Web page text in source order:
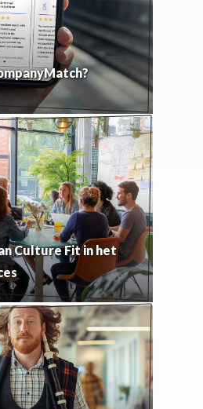
Culture Fit in het